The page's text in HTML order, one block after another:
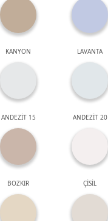
KANYON LAVANTA
ANDEZİT 15 ANDEZİT 20
BOZKIR ÇİSİL